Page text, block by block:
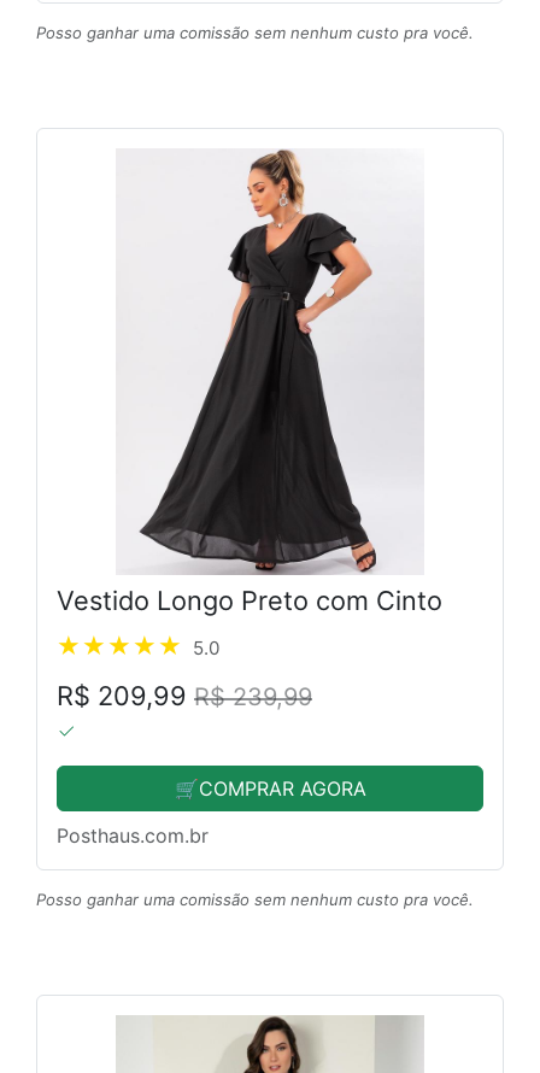
Posso ganhar uma comissão sem nenhum custo pra você.
Vestido Longo Preto com Cinto
5.0
R$ 209,99 R$ 239,99
🛒COMPRAR AGORA
Posthaus.com.br
Posso ganhar uma comissão sem nenhum custo pra você.